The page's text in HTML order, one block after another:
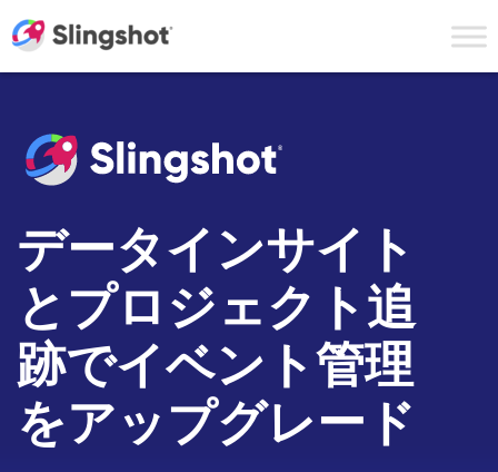
データインサイト
とプロジェクト追
跡でイベント管理
をアップグレード